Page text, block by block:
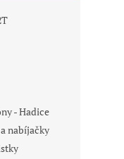
- Hadice
nabíjačky